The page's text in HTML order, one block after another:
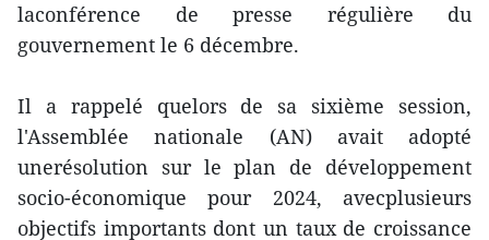
laconférence de presse régulière du
gouvernement le 6 décembre.
Il a rappelé quelors de sa sixième session,
l'Assemblée nationale (AN) avait adopté
unerésolution sur le plan de développement
socio-économique pour 2024, avecplusieurs
objectifs importants dont un taux de croissance